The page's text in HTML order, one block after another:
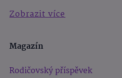
Zobrazit více
Magazín
Rodičovský příspěvek